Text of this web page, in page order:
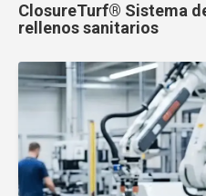
ClosureTurf® Sistema
rellenos sanitarios